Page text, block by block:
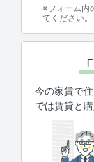
※フォーム内
てください。
今の家賃で
では賃貸と